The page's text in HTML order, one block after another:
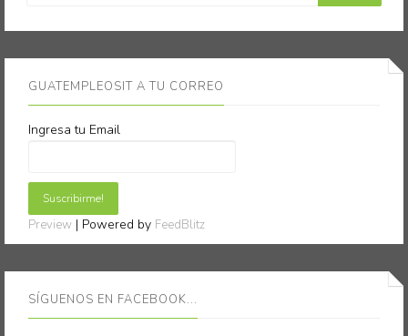
GUATEMPLEOSIT A TU CORREO
Ingresa tu Email
Preview | Powered by FeedBlitz
SÍGUENOS EN FACEBOOK...